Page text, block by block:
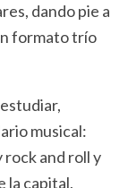
dando pie a
formato trío
musical:
rock and roll y
la capital,